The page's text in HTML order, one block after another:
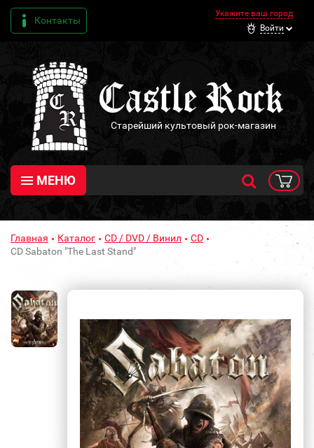
Контакты
Укажите ваш город
Войти
Старейший культовый рок-магазин
МЕНЮ
Главная Каталог CD / DVD / Винил
CD
CD Sabaton "The Last Stand"